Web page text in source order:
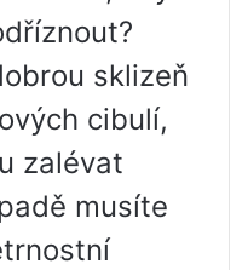
sklizeň
cibulí,
zalévat
musíte